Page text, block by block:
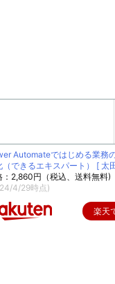
Automateではじめる業務
（できるエキスパート） [ 太
：2,860円（税込、送料無料)
4/29時点)
楽天